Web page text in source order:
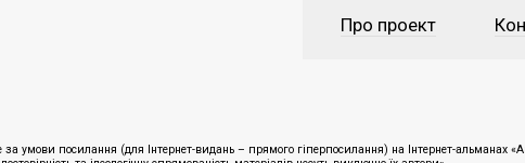
Про проект
умови посилання (для Інтернет-видань – прямого гіперпосилання) на Інтернет-альманах